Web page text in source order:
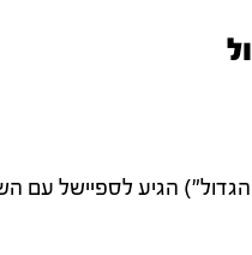
הגיע לספיישל עם